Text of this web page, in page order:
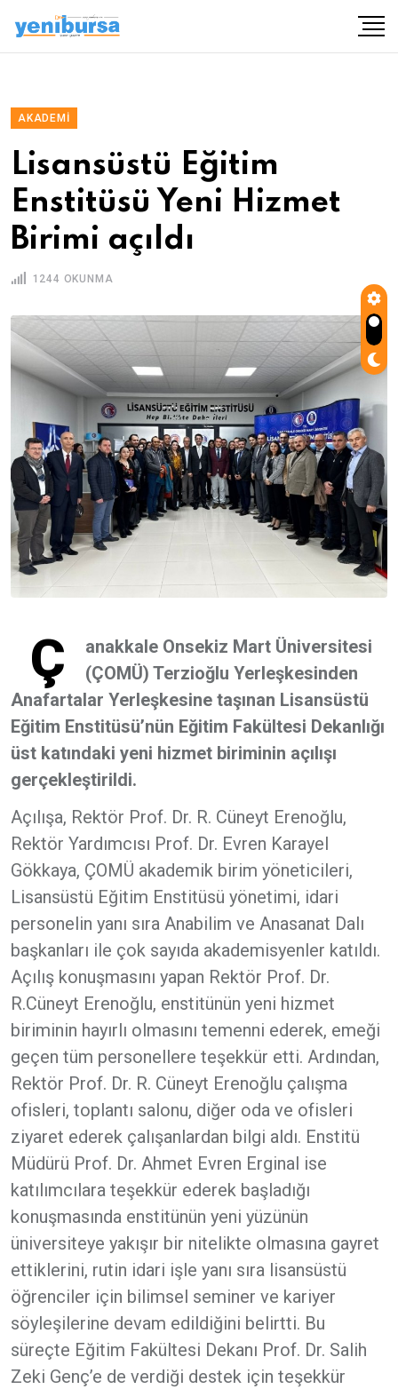
AKADEMI
Lisansüstü Eğitim
Enstitüsü Yeni Hizmet
Birimi açıldı
1244 OKUNMA
Ç
anakkale Onsekiz Mart Üniversitesi
(ÇOMÜ) Terzioğlu Yerleşkesinden
Anafartalar Yerleşkesine taşınan Lisansüstü
Eğitim Enstitüsü’nün Eğitim Fakültesi Dekanlığı
üst katındaki yeni hizmet biriminin açılışı
gerçekleştirildi.
Açılışa, Rektör Prof. Dr. R. Cüneyt Erenoğlu,
Rektör Yardımcısı Prof. Dr. Evren Karayel
Gökkaya, ÇOMÜ akademik birim yöneticileri,
Lisansüstü Eğitim Enstitüsü yönetimi, idari
personelin yanı sıra Anabilim ve Anasanat Dalı
başkanları ile çok sayıda akademisyenler katıldı.
Açılış konuşmasını yapan Rektör Prof. Dr.
R.Cüneyt Erenoğlu, enstitünün yeni hizmet
biriminin hayırlı olmasını temenni ederek, emeği
geçen tüm personellere teşekkür etti. Ardından,
Rektör Prof. Dr. R. Cüneyt Erenoğlu çalışma
ofisleri, toplantı salonu, diğer oda ve ofisleri
ziyaret ederek çalışanlardan bilgi aldı. Enstitü
Müdürü Prof. Dr. Ahmet Evren Erginal ise
katılımcılara teşekkür ederek başladığı
konuşmasında enstitünün yeni yüzünün
üniversiteye yakışır bir nitelikte olmasına gayret
ettiklerini, rutin idari işle yanı sıra lisansüstü
öğrenciler için bilimsel seminer ve kariyer
söyleşilerine devam edildiğini belirtti. Bu
süreçte Eğitim Fakültesi Dekanı Prof. Dr. Salih
Zeki Genç’e de verdiği destek için teşekkür